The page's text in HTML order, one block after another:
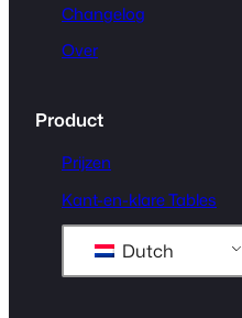
Changelog
Over
Product
Prijzen
Kant-en-klare Tables
Dutch